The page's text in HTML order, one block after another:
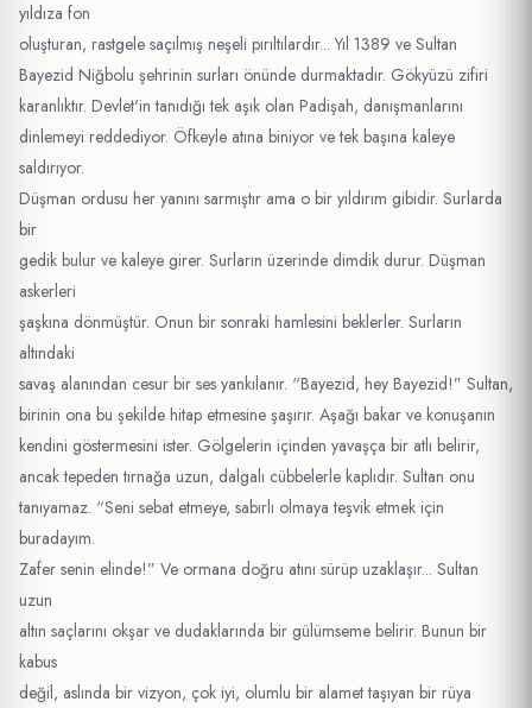
yıldıza fon
oluşturan, rastgele saçılmış neşeli pırıltılardır... Yıl 1389 ve Sultan
Bayezid Niğbolu şehrinin surları önünde durmaktadır. Gökyüzü zifiri
karanlıktır. Devlet'in tanıdığı tek aşık olan Padişah, danışmanlarını
dinlemeyi reddediyor. Öfkeyle atına biniyor ve tek başına kaleye
saldırıyor.
Düşman ordusu her yanını sarmıştır ama o bir yıldırım gibidir. Surlarda
bir
gedik bulur ve kaleye girer. Surların üzerinde dimdik durur. Düşman
askerleri
şaşkına dönmüştür. Onun bir sonraki hamlesini beklerler. Surların
altındaki
savaş alanından cesur bir ses yankılanır. “Bayezid, hey Bayezid!” Sultan,
birinin ona bu şekilde hitap etmesine şaşırır. Aşağı bakar ve konuşanın
kendini göstermesini ister. Gölgelerin içinden yavaşça bir atlı belirir,
ancak tepeden tırnağa uzun, dalgalı cübbelerle kaplıdır. Sultan onu
tanıyamaz. “Seni sebat etmeye, sabırlı olmaya teşvik etmek için
buradayım.
Zafer senin elinde!” Ve ormana doğru atını sürüp uzaklaşır... Sultan
uzun
altın saçlarını okşar ve dudaklarında bir gülümseme belirir. Bunun bir
kabus
değil, aslında bir vizyon, çok iyi, olumlu bir alamet taşıyan bir rüya